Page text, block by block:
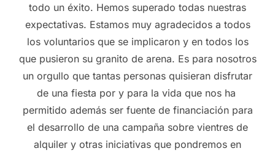
todo un éxito. Hemos superado todas nuestras
expectativas. Estamos muy agradecidos a todos
los voluntarios que se implicaron y en todos los
que pusieron su granito de arena. Es para nosotros
un orgullo que tantas personas quisieran disfrutar
de una fiesta por y para la vida que nos ha
permitido además ser fuente de financiación para
el desarrollo de una campaña sobre vientres de
alquiler y otras iniciativas que pondremos en